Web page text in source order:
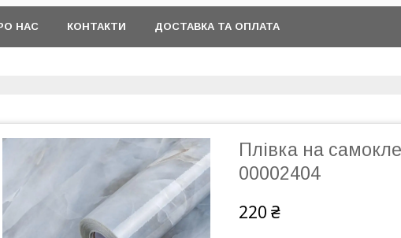
НАС КОНТАКТИ ДОСТАВКА ТА ОПЛАТА
Плівка на
00002404
220 ₴